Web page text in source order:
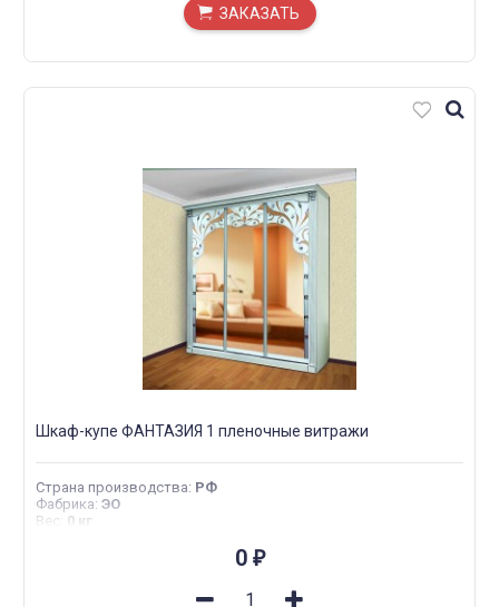
ЗАКАЗАТЬ
Шкаф-купе ФАНТАЗИЯ 1 пленочные витражи
Страна производства: РФ
Фабрика: ЭО
Вес : 0 кг
0 ₽